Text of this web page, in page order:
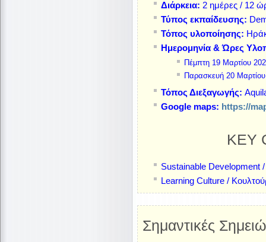
Διάρκεια: 2 ημέρες / 12
Τύπος εκπαίδευσης:
Τόπος υλοποίησης:
Ημερομηνία & Ώρες
Πέμπτη 19 Μαρτίου
Παρασκευή 20
Τόπος Διεξαγωγής:
Google maps: https://
KEY
Sustainable Development
Learning Culture /
Σημαντικές